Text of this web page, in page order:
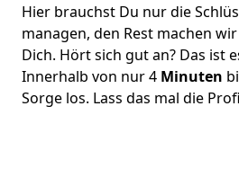
Hier brauchst Du nur die
managen, den Rest machen
Dich. Hört sich gut an? Das ist
Innerhalb von nur 4 Minuten
Sorge los. Lass das mal die